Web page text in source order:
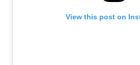
View this post on